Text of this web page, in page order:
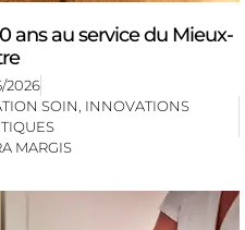
ans au service du Mieux-
2026
SOIN INNOVATIONS
MARGIS